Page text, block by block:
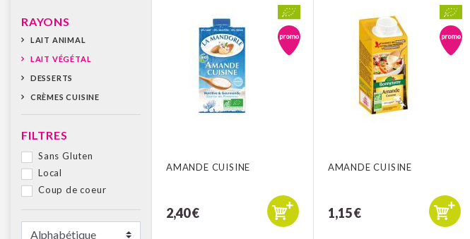
RAYONS
LAIT ANIMAL
LAIT VÉGÉTAL
DESSERTS
CRÈMES CUISINE
FILTRES
Sans Gluten
Local
Coup de coeur
AMANDE CUISINE
2,40 €
AMANDE CUISINE
1,15 €